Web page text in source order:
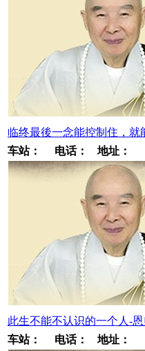
临终最後一念能控制住，就
车站：
电话：
地址：
此生不能不认识的一个人-
车站：
电话：
地址：